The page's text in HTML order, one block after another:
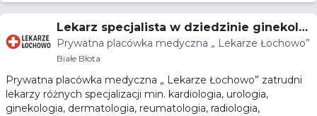
Lekarz specjalista w dziedzinie ginekolo
gii
Prywatna placówka medyczna „ Lekarze Łochowo”
Białe Błota
Prywatna placówka medyczna „ Lekarze Łochowo” zatrudni
lekarzy różnych specjalizacji min. kardiologia, urologia,
ginekologia, dermatologia, reumatologia, radiologia,